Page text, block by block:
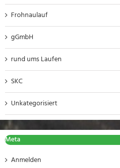
Frohnaulauf
gGmbH
rund ums Laufen
SKC
Unkategorisiert
Meta
Anmelden